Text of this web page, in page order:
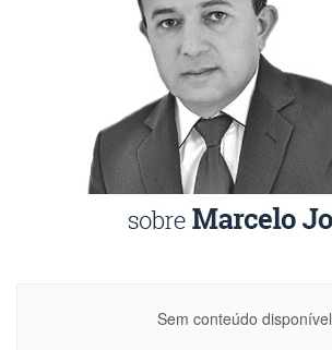
Sem conteúdo disponível